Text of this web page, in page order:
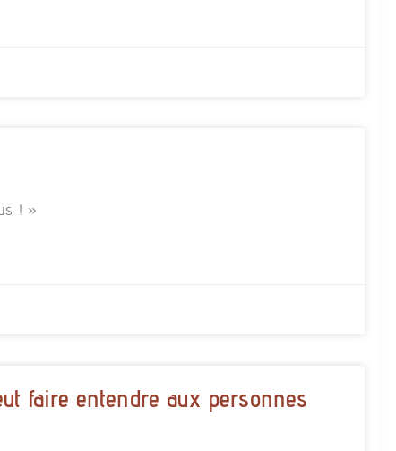
! »
faire entendre aux personnes